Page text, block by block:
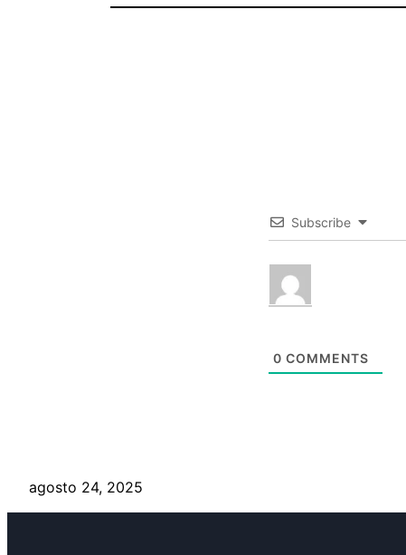
Subscribe
0 COMMENTS
agosto 24, 2025